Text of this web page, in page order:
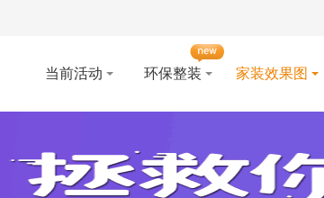
当前活动 环保整装 家装效果图